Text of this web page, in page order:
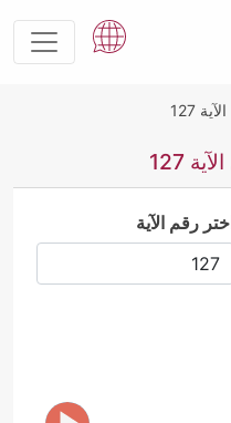
الآية 127
127
رقم الآية